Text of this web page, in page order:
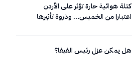
كتلة هوائية حارة تؤثر على الأردن
اعتبارا من الخميس… وذروة تأثيرها
هل يمكن عزل رئيس الفيفا؟